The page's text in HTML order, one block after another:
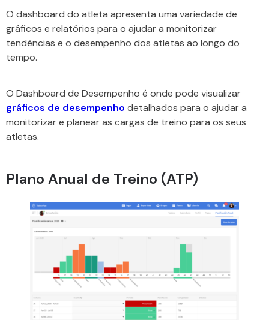
O dashboard do atleta apresenta uma variedade de
gráficos e relatórios para o ajudar a monitorizar
tendências e o desempenho dos atletas ao longo do
tempo.
O Dashboard de Desempenho é onde pode visualizar
gráficos de desempenho detalhados para o ajudar a
monitorizar e planear as cargas de treino para os seus
atletas.
Plano Anual de Treino (ATP)